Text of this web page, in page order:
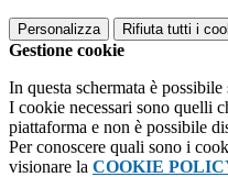
Personalizza Rifiuta tutti i
Gestione cookie
In questa schermata è
I cookie necessari sono quelli
piattaforma e non è possibile
Per conoscere quali sono i
visionare la COOKIE